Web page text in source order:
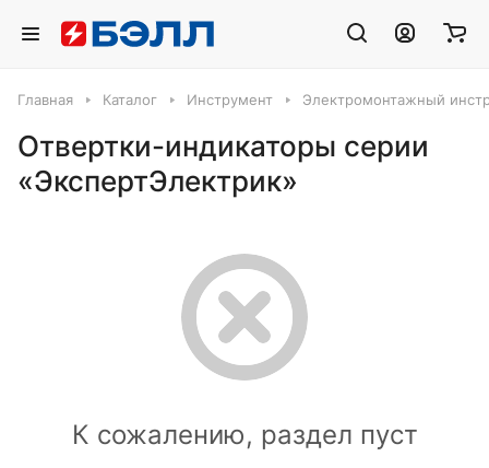
Главная Каталог Инструмент Электромонтажный
Отвертки-индикаторы серии
«ЭкспертЭлектрик»
К сожалению, раздел пуст